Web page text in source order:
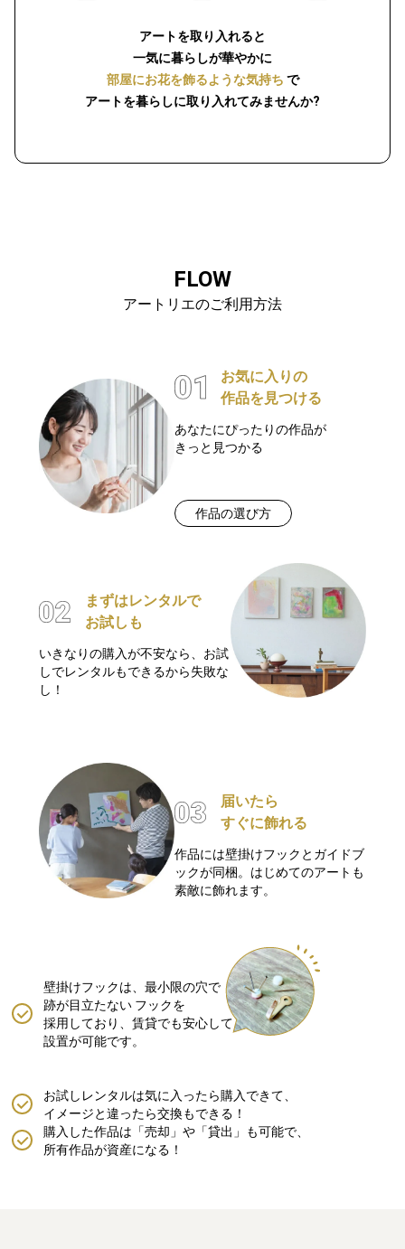
アートを取り入れると
一気に暮らしが華やかに
部屋にお花を飾るような気持ち で
アートを暮らしに取り入れてみませんか?
FLOW
アートリエのご利用方法
お気に入りの
作品を見つける
あなたにぴったりの作品が
きっと見つかる
作品の選び方
まずはレンタルで
お試しも
いきなりの購入が不安なら、お試
しでレンタルもできるから失敗な
し！
届いたら
すぐに飾れる
作品には壁掛けフックとガイドブ
ックが同梱。はじめてのアートも
素敵に飾れます。
壁掛けフックは、最小限の穴で
跡が目立たない フックを
採用しており、賃貸でも安心して
設置が可能です。
購入した作品は「売却」や「貸出」も可能で、
所有作品が資産になる！
お試しレンタルは気に入ったら購入できて、
イメージと違ったら交換もできる！